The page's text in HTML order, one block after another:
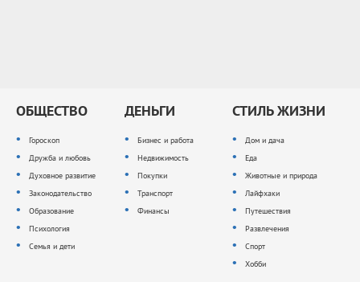
ОБЩЕСТВО
Гороскоп
Дружба и любовь
Духовное развитие
Законодательство
Образование
Психология
Семья и дети
ДЕНЬГИ
Бизнес и работа
Недвижимость
Покупки
Транспорт
Финансы
СТИЛЬ ЖИЗНИ
Дом и дача
Еда
Животные и природа
Лайфхаки
Путешествия
Развлечения
Спорт
Хобби